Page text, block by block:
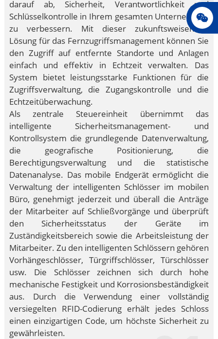
jenny010678
darauf ab, Sicherheit, Verantwortlichkeit und
Schlüsselkontrolle in Ihrem gesamten Unternehmen
zu verbessern. Mit dieser zukunftsweisenden
Lösung für das Fernzugriffsmanagement können Sie
den Zugriff auf entfernte Standorte und Anlagen
einfach und effektiv in Echtzeit verwalten. Das
System bietet leistungsstarke Funktionen für die
Zugriffsverwaltung, die Zugangskontrolle und die
Echtzeitüberwachung.
Als zentrale Steuereinheit übernimmt das
intelligente Sicherheitsmanagement- und
Kontrollsystem die grundlegende Datenverwaltung,
die geografische Positionierung, die
Berechtigungsverwaltung und die statistische
Datenanalyse. Das mobile Endgerät ermöglicht die
Verwaltung der intelligenten Schlösser im mobilen
Büro, genehmigt jederzeit und überall die Anträge
der Mitarbeiter auf Schließvorgänge und überprüft
den Sicherheitsstatus der Geräte im
Zuständigkeitsbereich sowie die Arbeitsleistung der
Mitarbeiter. Zu den intelligenten Schlössern gehören
Vorhängeschlösser, Türgriffschlösser, Türschlösser
usw. Die Schlösser zeichnen sich durch hohe
mechanische Festigkeit und Korrosionsbeständigkeit
aus. Durch die Verwendung einer vollständig
versiegelten RFID-Codierung erhält jedes Schloss
einen einzigartigen Code, um höchste Sicherheit zu
gewährleisten.